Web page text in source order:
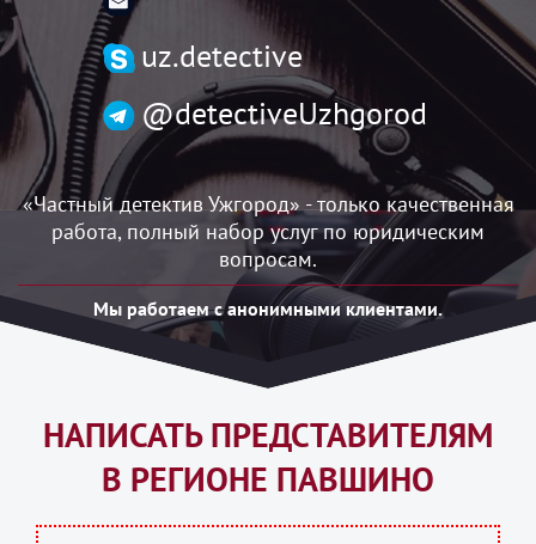
uzh.detective@gmail.com
uz.detective
@detectiveUzhgorod
«Частный детектив Ужгород» - только качественная
работа, полный набор услуг по юридическим
вопросам.
Мы работаем с анонимными клиентами.
НАПИСАТЬ ПРЕДСТАВИТЕЛЯМ
В РЕГИОНЕ ПАВШИНО